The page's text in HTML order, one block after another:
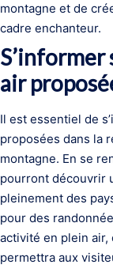
montagne et de
cadre enchanteur.
S’informer
air
Il est essentiel de
proposées dans la
montagne. En se
pourront découvrir
pleinement des
pour des
activité en plein
permettra aux